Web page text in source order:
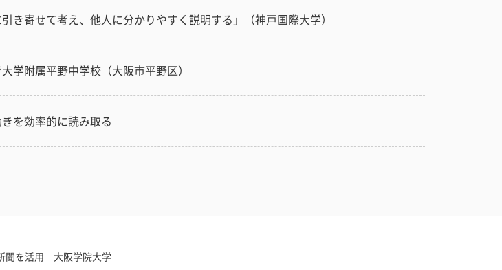
き寄せて考え、他人に分かりやすく説明する」（神戸国際大学）
附属平野中学校（大阪市平野区）
を効率的に読み取る
聞を活用 大阪学院大学